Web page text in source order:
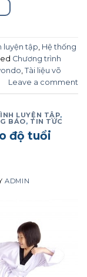
luyện tập, Hệ thống
Chương trình
, Tài liệu võ
Leave a comment
LUYỆN TẬP,
BÁO, TIN TỨC
độ tuổi
ADMIN